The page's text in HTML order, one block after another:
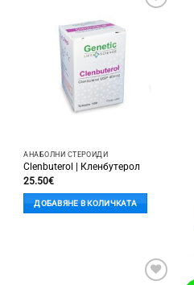
АНАБОЛНИ СТЕРОИДИ
Clenbuterol | Кленбутерол
25.50€
ДОБАВЯНЕ В КОЛИЧКАТА